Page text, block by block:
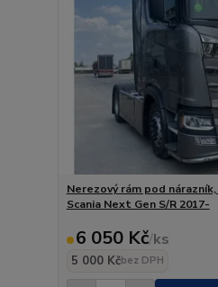
Nerezový rám pod nárazník,
Scania Next Gen S/R 2017-
6 050 Kč/ks
5 000 Kčbez DPH